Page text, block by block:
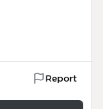
Report